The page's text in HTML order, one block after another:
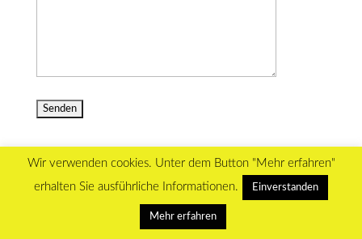
WordPress Themes designed by Designers Inn
Wir verwenden cookies. Unter dem Button "Mehr erfahren"
erhalten Sie ausführliche Informationen.
Einverstanden
Mehr erfahren